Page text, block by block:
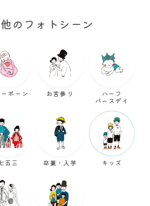
のフォトシーン
ーボーン お宮参り
ハーフ
バースデイ
五三 卒業・入学 キッズ